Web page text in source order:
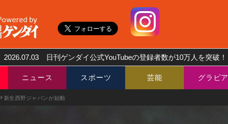
2026.07.03 日刊ゲンダイ公式YouTubeの登録者数が10万人を突破！
ニュース スポーツ 芸能 グラビア
新生西野ジャパンが始動